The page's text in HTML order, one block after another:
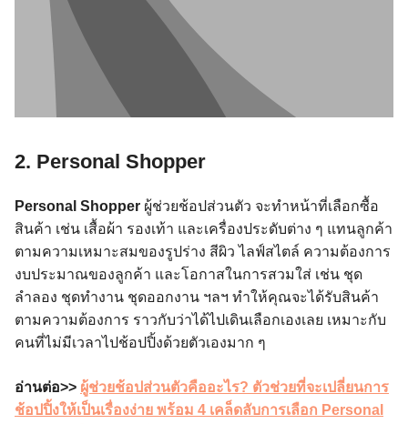
2. Personal Shopper
Personal Shopper ผู้ช่วยช้อปส่วนตัว จะทำหน้าที่เลือกซื้อ
สินค้า เช่น เสื้อผ้า รองเท้า และเครื่องประดับต่าง ๆ แทนลูกค้า
ตามความเหมาะสมของรูปร่าง สีผิว ไลฟ์สไตล์ ความต้องการ
งบประมาณของลูกค้า และโอกาสในการสวมใส่ เช่น ชุด
ลำลอง ชุดทำงาน ชุดออกงาน ฯลฯ ทำให้คุณจะได้รับสินค้า
ตามความต้องการ ราวกับว่าได้ไปเดินเลือกเองเลย เหมาะกับ
คนที่ไม่มีเวลาไปช้อปปิ้งด้วยตัวเองมาก ๆ
อ่านต่อ>> ผู้ช่วยช้อปส่วนตัวคืออะไร? ตัวช่วยที่จะเปลี่ยนการ
ช้อปปิ้งให้เป็นเรื่องง่าย พร้อม 4 เคล็ดลับการเลือก Personal